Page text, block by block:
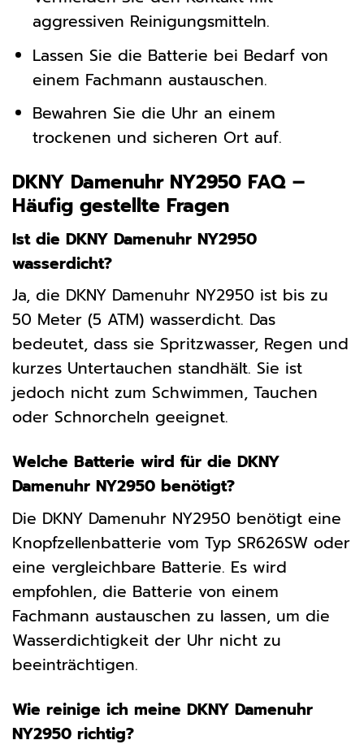
aggressiven Reinigungsmitteln.
Lassen Sie die Batterie bei Bedarf von
einem Fachmann austauschen.
Bewahren Sie die Uhr an einem
trockenen und sicheren Ort auf.
DKNY Damenuhr NY2950 FAQ –
Häufig gestellte Fragen
Ist die DKNY Damenuhr NY2950
wasserdicht?
Ja, die DKNY Damenuhr NY2950 ist bis zu
50 Meter (5 ATM) wasserdicht. Das
bedeutet, dass sie Spritzwasser, Regen und
kurzes Untertauchen standhält. Sie ist
jedoch nicht zum Schwimmen, Tauchen
oder Schnorcheln geeignet.
Welche Batterie wird für die DKNY
Damenuhr NY2950 benötigt?
Die DKNY Damenuhr NY2950 benötigt eine
Knopfzellenbatterie vom Typ SR626SW oder
eine vergleichbare Batterie. Es wird
empfohlen, die Batterie von einem
Fachmann austauschen zu lassen, um die
Wasserdichtigkeit der Uhr nicht zu
beeinträchtigen.
Wie reinige ich meine DKNY Damenuhr
NY2950 richtig?